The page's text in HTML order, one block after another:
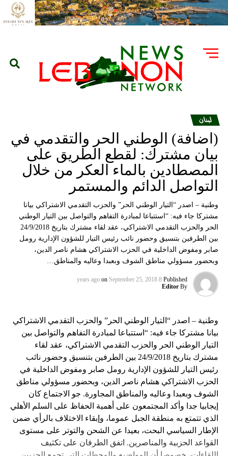
لبنان
(اضافة) الوطني الحر والتقدمي في
بيان مشترك: لقطع الطريق على
المصطادين بالماء العكر من خلال
التواصل الدائم والمستمر
وطنية – اصدر “التيار الوطني الحر” والحزب التقدمي الاشتراكي بيانا
مشتركا جاء فيه: “استتباعا لمبادرة التفاهم والتواصل بين التيار الوطني
الحر والحزب التقدمي الاشتراكي، عقد لقاء مشترك بتاريخ 24/9/2018
بين الطرفين بتنسيق وحضور نائب رئيس التيار للشؤون الإدارية رومل
صابر ومفوض الداخلية في الحزب الاشتراكي هشام ناصر الدين،
وبحضور مسؤولي مناطق الشوف وبعبدا وعاليه والمناطق…
Published
8 years ago
on September 25, 2018
By
Editor
وطنية – اصدر “التيار الوطني الحر” والحزب التقدمي الاشتراكي
بيانا مشتركا جاء فيه: “استتباعا لمبادرة التفاهم والتواصل بين
التيار الوطني الحر والحزب التقدمي الاشتراكي، عقد لقاء
مشترك بتاريخ 24/9/2018 بين الطرفين بتنسيق وحضور نائب
رئيس التيار للشؤون الإدارية رومل صابر ومفوض الداخلية في
الحزب الاشتراكي هشام ناصر الدين، وبحضور مسؤولي مناطق
الشوف وبعبدا وعاليه والمناطق المجاورة. جو الاجتماع كان
إيجابيا جدا وأكد المجتمعون على أهمية الحفاظ على السلم الأهلي
الذي تتمتع به منطقة الجبل عموما، وإبقاء الاختلاف بالرأي ضمن
الإطار السياسي البحت، بعيدا عن الشحن والتوتر على مستوى
القواعد الحزبية والمناصرين. اتفق الطرفان على تكثيف